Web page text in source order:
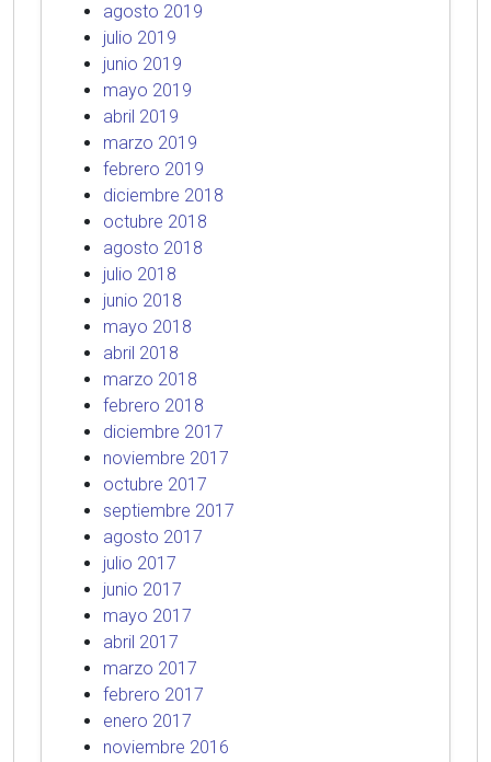
agosto 2019
julio 2019
junio 2019
mayo 2019
abril 2019
marzo 2019
febrero 2019
diciembre 2018
octubre 2018
agosto 2018
julio 2018
junio 2018
mayo 2018
abril 2018
marzo 2018
febrero 2018
diciembre 2017
noviembre 2017
octubre 2017
septiembre 2017
agosto 2017
julio 2017
junio 2017
mayo 2017
abril 2017
marzo 2017
febrero 2017
enero 2017
noviembre 2016